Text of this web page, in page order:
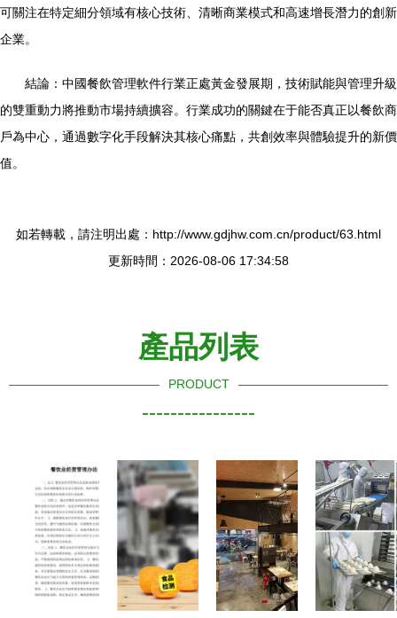
可關注在特定細分領域有核心技術、清晰商業模式和高速增長潛力的創新
企業。
結論：中國餐飲管理軟件行業正處黃金發展期，技術賦能與管理升級
的雙重動力將推動市場持續擴容。行業成功的關鍵在于能否真正以餐飲商
戶為中心，通過數字化手段解決其核心痛點，共創效率與體驗提升的新價
值。
如若轉載，請注明出處：http://www.gdjhw.com.cn/product/63.html
更新時間：2026-08-06 17:34:58
產品列表
PRODUCT
----------------